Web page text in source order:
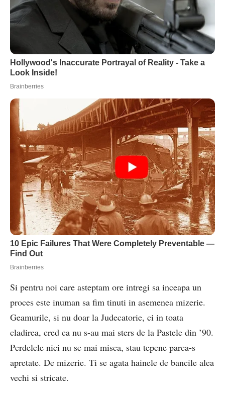
Si pentru noi care asteptam ore intregi sa inceapa un
proces este inuman sa fim tinuti in asemenea mizerie.
Geamurile, si nu doar la Judecatorie, ci in toata
cladirea, cred ca nu s-au mai sters de la Pastele din ’90.
Perdelele nici nu se mai misca, stau tepene parca-s
apretate. De mizerie. Ti se agata hainele de bancile alea
vechi si stricate.